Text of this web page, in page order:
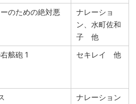
のための絶対悪
ナレーショ
ン、水町佐和
子 他
舷砲 1 セキレイ 他
ナレーション